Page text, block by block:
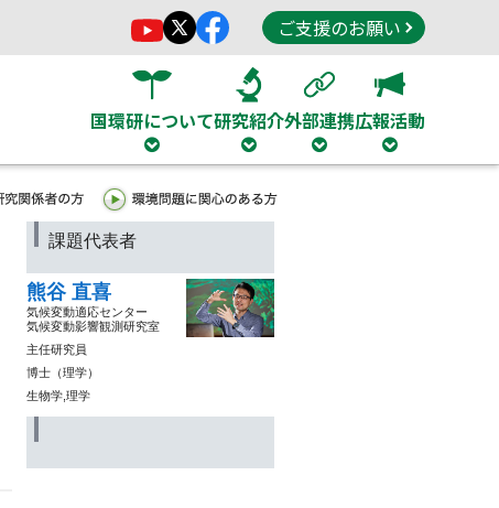
ご支援のお願い
国環研について研究紹介外部連携広報活動
課題代表者
熊谷 直喜
気候変動適応センター
気候変動影響観測研究室
主任研究員
博士（理学）
生物学,理学